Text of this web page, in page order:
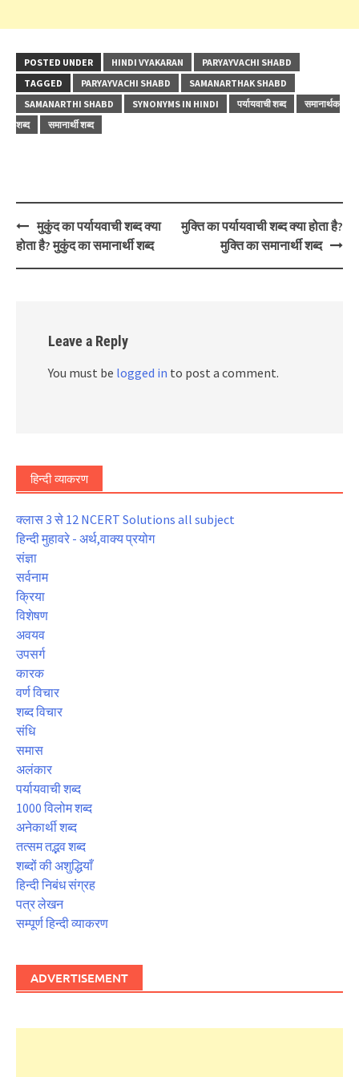
POSTED UNDER HINDI VYAKARAN
PARYAYVACHI SHABD
TAGGED
PARYAYVACHI SHABD
SAMANARTHAK SHABD
SAMANARTHI SHABD
SYNONYMS IN HINDI पर्यायवाची शब्द
समानार्थक
शब्द
समानार्थी शब्द
Post
navigation
मुकुंद का पर्यायवाची शब्द क्या
होता है? मुकुंद का समानार्थी शब्द
मुक्ति का पर्यायवाची शब्द क्या होता है?
मुक्ति का समानार्थी शब्द
Leave a Reply
You must be logged in to post a comment.
हिन्दी व्याकरण
क्लास 3 से 12 NCERT Solutions all subject
हिन्दी मुहावरे - अर्थ,वाक्य प्रयोग
संज्ञा
सर्वनाम
क्रिया
विशेषण
अवयव
उपसर्ग
कारक
वर्ण विचार
शब्द विचार
संधि
समास
अलंकार
पर्यायवाची शब्द
1000 विलोम शब्द
अनेकार्थी शब्द
तत्सम तद्भव शब्द
शब्दों की अशुद्धियाँ
हिन्दी निबंध संग्रह
पत्र लेखन
सम्पूर्ण हिन्दी व्याकरण
ADVERTISEMENT